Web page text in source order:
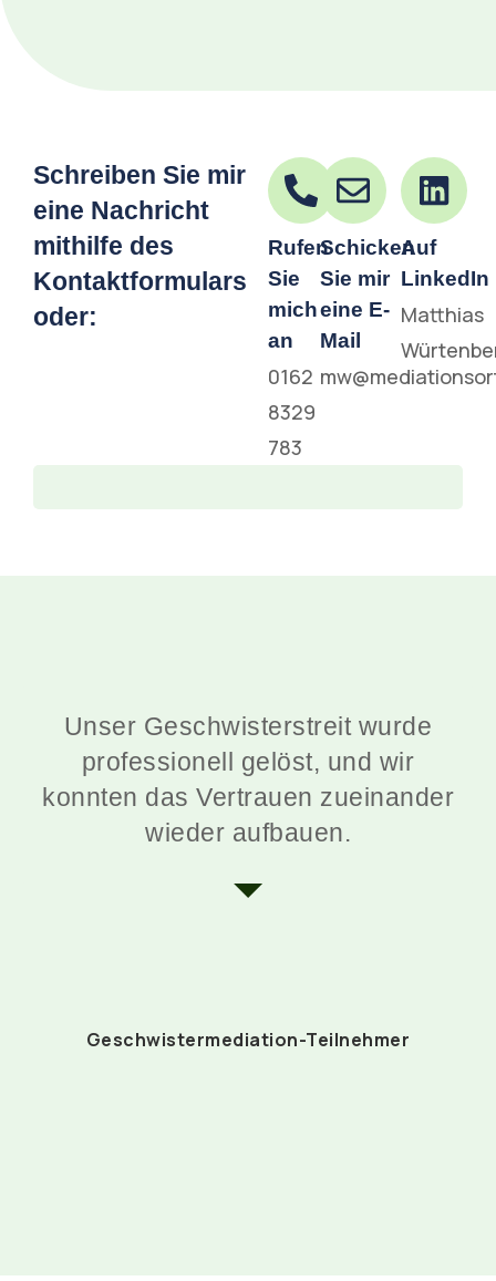
Schreiben Sie mir
eine Nachricht
mithilfe des
Kontaktformulars
oder:
Rufen
Sie
mich
an
0162
8329
783
Schicken
Sie mir
eine E-
Mail
Auf
LinkedIn
Matthias
Unser Geschwisterstreit wurde
professionell gelöst, und wir
konnten das Vertrauen zueinander
wieder aufbauen.
Geschwistermediation-Teilnehmer